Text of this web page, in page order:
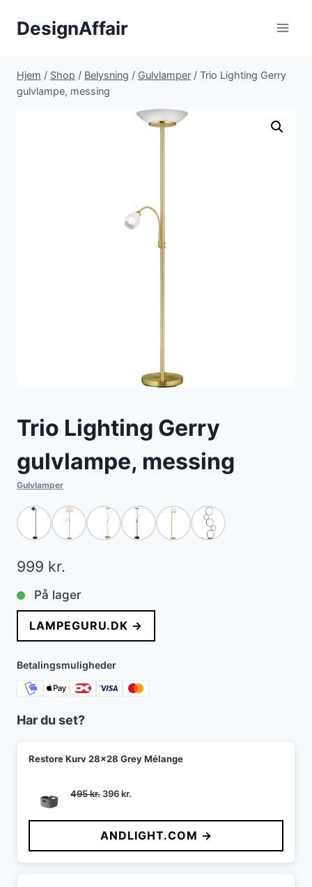
DesignAffair
Hjem / Shop / Belysning / Gulvlamper / Trio Lighting Gerry
gulvlampe, messing
Trio Lighting Gerry
gulvlampe, messing
Gulvlamper
999 kr.
På lager
LAMPEGURU.DK →
Betalingsmuligheder
Har du set?
Restore Kurv 28x28 Grey Mélange
495kr. Den
pris
var:
495 kr..
396kr.
pris
er:
396 kr..
ANDLIGHT.COM →